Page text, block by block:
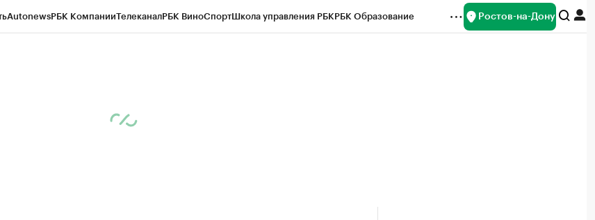
AutonewsРБК КомпанииТелеканалРБК ВиноСпортШкола управления РБКРБК Образование Ростов-на-Дону